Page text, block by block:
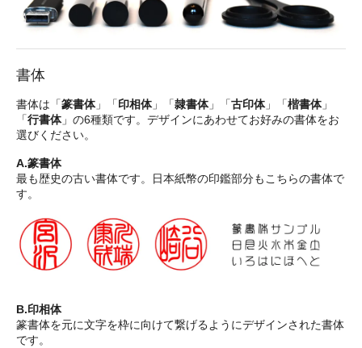
書体
書体は「篆書体」「印相体」「隷書体」「古印体」「楷書体」
「行書体」の6種類です。デザインにあわせてお好みの書体をお
選びください。
A.篆書体
最も歴史の古い書体です。日本紙幣の印鑑部分もこちらの書体で
す。
B.印相体
篆書体を元に文字を枠に向けて繋げるようにデザインされた書体
です。